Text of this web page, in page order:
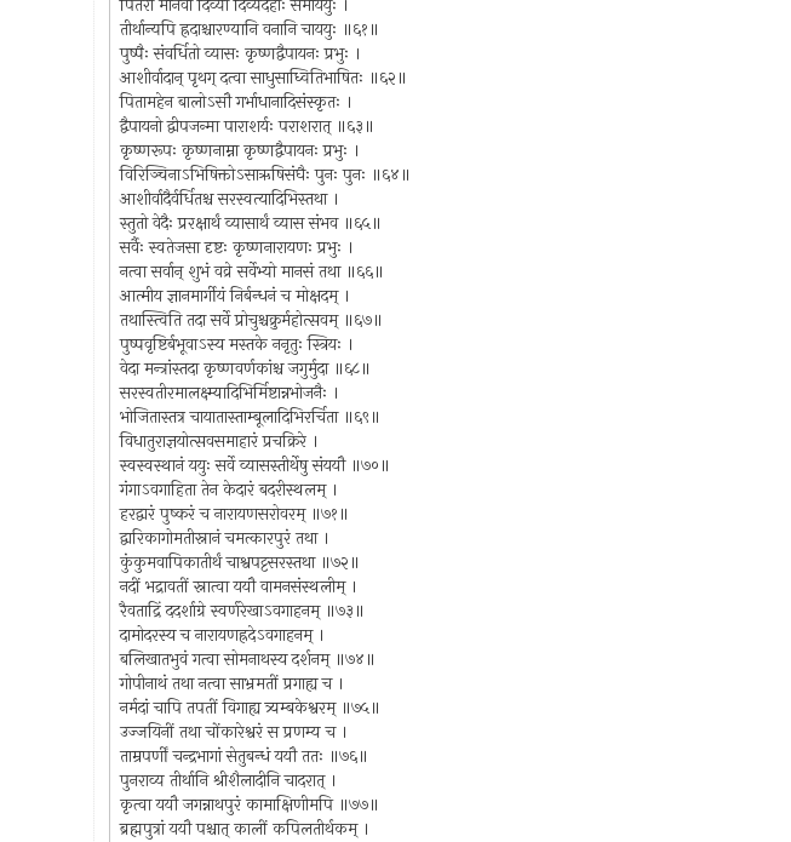
तीर्थान्यपि ह्रदाश्चारण्यानि वनानि चाययुः ॥६१॥
पुष्पैः संवर्धितो व्यासः कृष्णद्वैपायनः प्रभुः ।
आशीर्वादान् पृथग् दत्वा साधुसाध्वितिभाषितः ॥६२॥
पितामहेन बालोऽसौ गर्भाधानादिसंस्कृतः ।
द्वैपायनो द्वीपजन्मा पाराशर्यः पराशरात् ॥६३॥
कृष्णरूपः कृष्णनाम्ना कृष्णद्वैपायनः प्रभुः ।
विरिञ्चिनाऽभिषिक्तोऽसाऋषिसंघैः पुनः पुनः ॥६४॥
आशीर्वादैर्वर्धितश्च सरस्वत्यादिभिस्तथा ।
स्तुतो वेदैः प्ररक्षार्थं व्यासार्थं व्यास संभव ॥६५॥
सर्वैः स्वतेजसा दृष्टः कृष्णनारायणः प्रभुः ।
नत्वा सर्वान् शुभं वव्रे सर्वेभ्यो मानसं तथा ॥६६॥
आत्मीय ज्ञानमार्गीयं निर्बन्धनं च मोक्षदम् ।
तथास्त्विति तदा सर्वे प्रोचुश्चक्रुर्महोत्सवम् ॥६७॥
पुष्पवृष्टिर्बभूवाऽस्य मस्तके ननृतुः स्त्रियः ।
वेदा मन्त्रांस्तदा कृष्णवर्णकांश्च जगुर्मुदा ॥६८॥
सरस्वतीरमालक्ष्म्यादिभिर्मिष्टान्नभोजनैः ।
भोजितास्तत्र चायातास्ताम्बूलादिभिरर्चिता ॥६९॥
विधातुराज्ञयोत्सवसमाहारं प्रचक्रिरे ।
स्वस्वस्थानं ययुः सर्वे व्यासस्तीर्थेषु संययौ ॥७०॥
गंगाऽवगाहिता तेन केदारं बदरीस्थलम् ।
हरद्वारं पुष्करं च नारायणसरोवरम् ॥७१॥
द्वारिकागोमतीस्नानं चमत्कारपुरं तथा ।
कुंकुमवापिकातीर्थं चाश्वपट्टसरस्तथा ॥७२॥
नदीं भद्रावतीं स्नात्वा ययौ वामनसंस्थलीम् ।
रैवताद्रिं ददर्शाग्रे स्वर्णरेखाऽवगाहनम् ॥७३॥
दामोदरस्य च नारायणह्रदेऽवगाहनम् ।
बलिखातभुवं गत्वा सोमनाथस्य दर्शनम् ॥७४॥
गोपीनाथं तथा नत्वा साभ्रमतीं प्रगाह्य च ।
नर्मदां चापि तपतीं विगाह्य त्र्यम्बकेश्वरम् ॥७५॥
उज्जयिनीं तथा चोंकारेश्वरं स प्रणम्य च ।
ताम्रपर्णीं चन्द्रभागां सेतुबन्धं ययौ ततः ॥७६॥
पुनराव्य तीर्थानि श्रीशैलादीनि चादरात् ।
कृत्वा ययौ जगन्नाथपुरं कामाक्षिणीमपि ॥७७॥
ब्रह्मपुत्रां ययौ पश्चात् कालीं कपिलतीर्थकम् ।